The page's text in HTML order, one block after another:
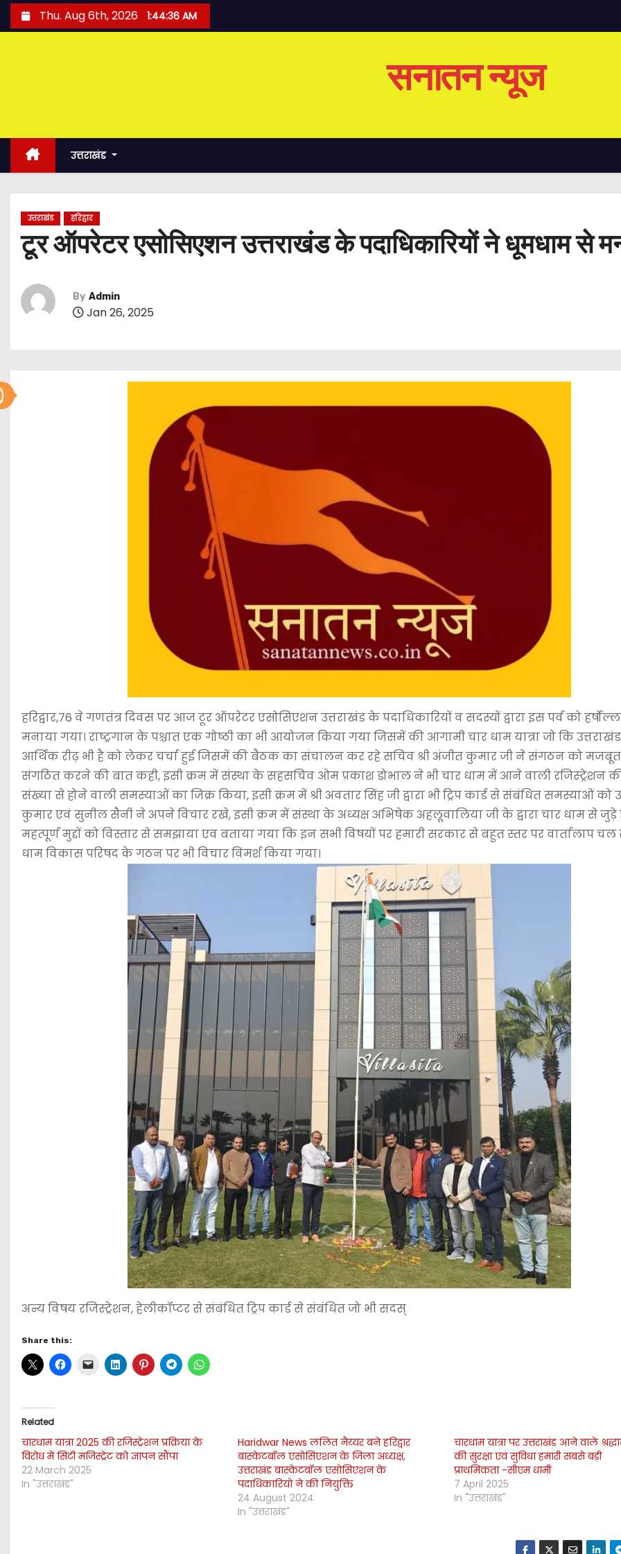
k
Thu. Aug 6th, 2026 1:44:37 AM
सनातन न्यूज
उत्तराखंड
उत्तराखंड हरिद्वार
टूर ऑपरेटर एसोसिएशन उत्तराखंड के पदाधिकारियों ने धूमधाम से
By Admin
Jan 26, 2025
हरिद्वार,76 वे गणतंत्र दिवस पर आज टूर ऑपरेटर एसोसिएशन उत्तराखंड के पदाधिकारियों व सदस्यों द्वारा इस पर्व को
मनाया गया। राष्ट्रगान के पश्चात एक गोष्ठी का भी आयोजन किया गया जिसमें की आगामी चार धाम यात्रा जो कि
आर्थिक रीढ़ भी है को लेकर चर्चा हुई जिसमें की बैठक का संचालन कर रहे सचिव श्री अंजीत कुमार जी ने संगठन को
संगठित करने की बात कही, इसी क्रम में संस्था के सहसचिव ओम प्रकाश डोभाल ने भी चार धाम में आने वाली रजिस्ट्रेशन
संख्या से होने वाली समस्याओं का जिक्र किया, इसी क्रम में श्री अवतार सिंह जी द्वारा भी ट्रिप कार्ड से संबंधित समस्याओं को
कुमार एवं सुनील सैनी ने अपने विचार रखे, इसी क्रम में संस्था के अध्यक्ष अभिषेक अहलूवालिया जी के द्वारा चार धाम से जुड़े
महत्पूर्ण मुद्दों को विस्तार से समझाया एव बताया गया कि इन सभी विषयों पर हमारी सरकार से बहुत स्तर पर वार्तालाप चल
धाम विकास परिषद के गठन पर भी विचार विमर्श किया गया।
अन्य विषय रजिस्ट्रेशन, हेलीकॉप्टर से संबंधित ट्रिप कार्ड से संबंधित जो भी सदस्
Share this:
Related
चारधाम यात्रा 2025 की रजिस्ट्रेशन प्रक्रिया के
विरोध में सिटी मजिस्ट्रेट को ज्ञापन सौंपा
22 March 2025
In "उत्तराखंड"
Haridwar News ललित नैय्यर बने हरिद्वार
बास्केटबॉल एसोसिएशन के जिला अध्यक्ष,
उत्तराखंड बास्केटबॉल एसोसिएशन के
पदाधिकारियो ने की नियुक्ति
24 August 2024
In "उत्तराखंड"
चारधाम यात्रा पर उत्तराखंड आने वाले
की सुरक्षा एवं सुविधा हमारी सबसे बड़ी
प्राथमिकता -सीएम धामी
7 April 2025
In "उत्तराखंड"